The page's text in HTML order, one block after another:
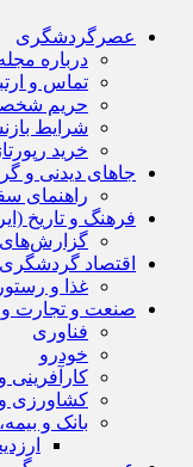
عصرگردشگری
درباره
تماس و
حریم
شرایط
خرید
جاهای دیدنی و
راهنمای
فرهنگ و تاریخ
اقتصاد گردشگری
غذا و
صنعت و تجارت
فناوری
خودرو
کارآفرینی
کشاورزی
بانک و